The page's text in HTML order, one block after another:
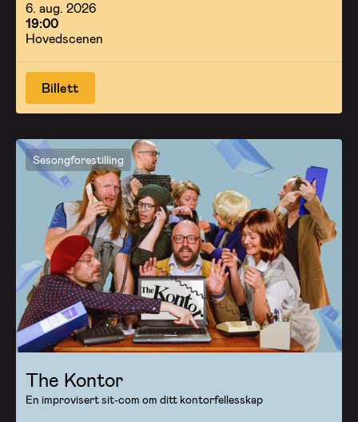
6. aug. 2026
19:00
Hovedscenen
Billett
Sesongforestilling
The Kontor
En improvisert sit-com om ditt kontorfellesskap